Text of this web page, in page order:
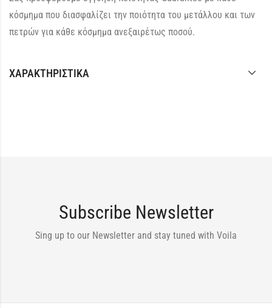
κόσμημα που διασφαλίζει την ποιότητα του μετάλλου και των
πετρών για κάθε κόσμημα ανεξαιρέτως ποσού.
ΧΑΡΑΚΤΗΡΙΣΤΙΚΆ
Subscribe Newsletter
Sing up to our Newsletter and stay tuned with Voila